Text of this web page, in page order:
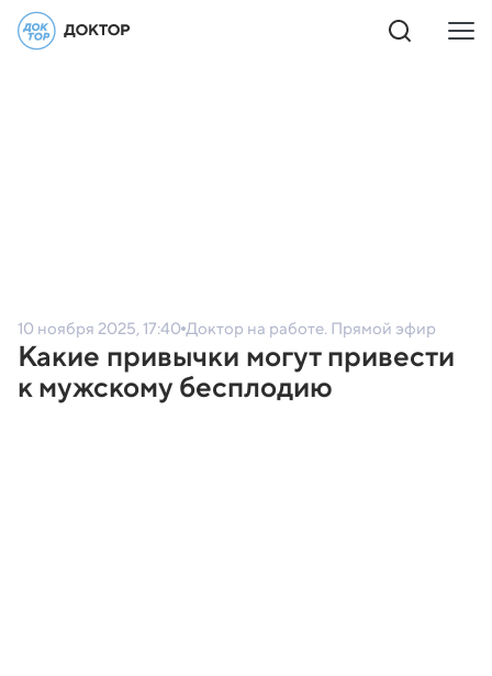
10 ноября 2025, 17:40 Доктор на работе. Прямой эфир
Какие привычки могут привести
к мужскому бесплодию